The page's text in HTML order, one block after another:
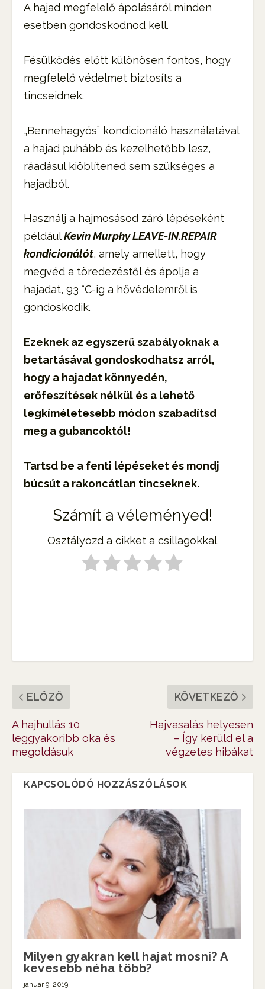
A hajad megfelelő ápolásáról minden
esetben gondoskodnod kell.
Fésülködés előtt különösen fontos, hogy
megfelelő védelmet biztosíts a
tincseidnek.
„Bennehagyós” kondicionáló használatával
a hajad puhább és kezelhetőbb lesz,
ráadásul kiöblítened sem szükséges a
hajadból.
Használj a hajmosásod záró lépéseként
példáulKevin Murphy LEAVE-IN.REPAIR
kondicionálót, amely amellett, hogy
megvéd a töredezéstől és ápolja a
hajadat, 93 °C-ig a hővédelemről is
gondoskodik.
Ezeknek az egyszerű szabályoknak a
betartásával gondoskodhatsz arról,
hogy a hajadat könnyedén,
erőfeszítések nélkül és a lehető
legkíméletesebb módon szabadítsd
meg a gubancoktól!
Tartsd be a fenti lépéseket és mondj
búcsút a rakoncátlan tincseknek.
Számít a véleményed!
Osztályozd a cikket a csillagokkal
ELŐZŐ
A hajhullás 10
leggyakoribb oka és
megoldásuk
KÖVETKEZŐ
Hajvasalás helyesen
– Így kerüld el a
végzetes hibákat
KAPCSOLÓDÓ HOZZÁSZÓLÁSOK
Milyen gyakran kell hajat mosni? A
kevesebb néha több?
január 9, 2019